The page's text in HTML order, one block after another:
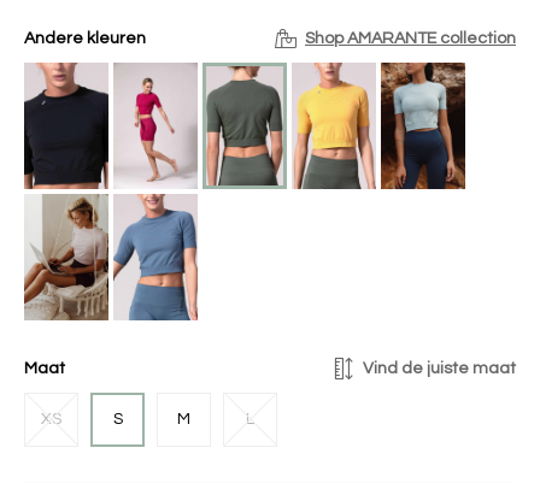
Andere kleuren Shop AMARANTE collection
Maat Vind de juiste maat
XS S M L